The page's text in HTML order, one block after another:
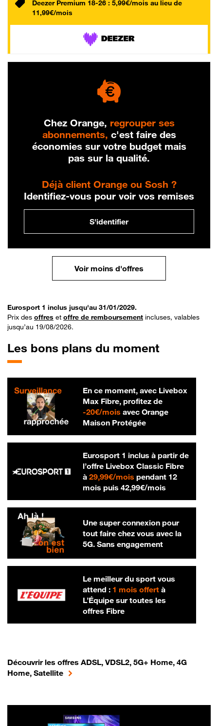
Deezer Premium 18-26 : 5,99€/mois au lieu de
11,99€/mois
Chez Orange, regrouper ses
abonnements, c'est faire des
économies sur votre budget mais
pas sur la qualité.
Déjà client Orange ou Sosh ?
Identifiez-vous pour voir vos remises
S'identifier
Voir moins d'offres
Eurosport 1 inclus jusqu'au 31/01/2029.
Prix des offres et offre de remboursement incluses, valables
jusqu’au 19/08/2026.
Les bons plans du moment
En ce moment, avec Livebox
Max Fibre, profitez de
-20€/mois20 € par mois
avec Orange
Maison Protégée
Eurosport 1 inclus à partir de
l’offre Livebox Classic Fibre
à 29,99€/mois29,99 € par mois
pendant 12
mois puis 42,99€/mois42,99 € par
Une super connexion pour
tout faire chez vous avec la
5G. Sans engagement
Le meilleur du sport vous
attend : 1 mois offertà
L’Équipe sur toutes les
offres Fibre
Découvrir les offres ADSL, VDSL2, 5G+ Home, 4G
Home, Satellite